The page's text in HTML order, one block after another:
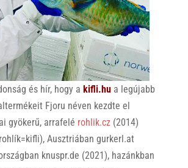
és hír, hogy a kifli.hua legújabb
Fjoru néven kezdte el
gyökerű, arrafelé rohlik.cz(2014)
Ausztriában gurkerl.at
knuspr.de (2021), hazánkban